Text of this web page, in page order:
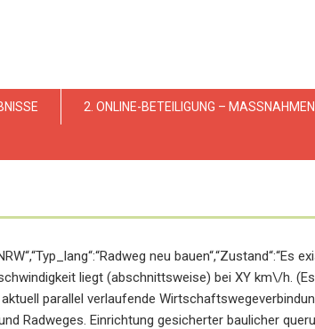
2. ONLINE-BETEILIGUNG –
neu
liegt (abschnittsweise) bei XY km\/h.
parallel verlaufende
Radweges. Einrichtung gesicherter baulicher